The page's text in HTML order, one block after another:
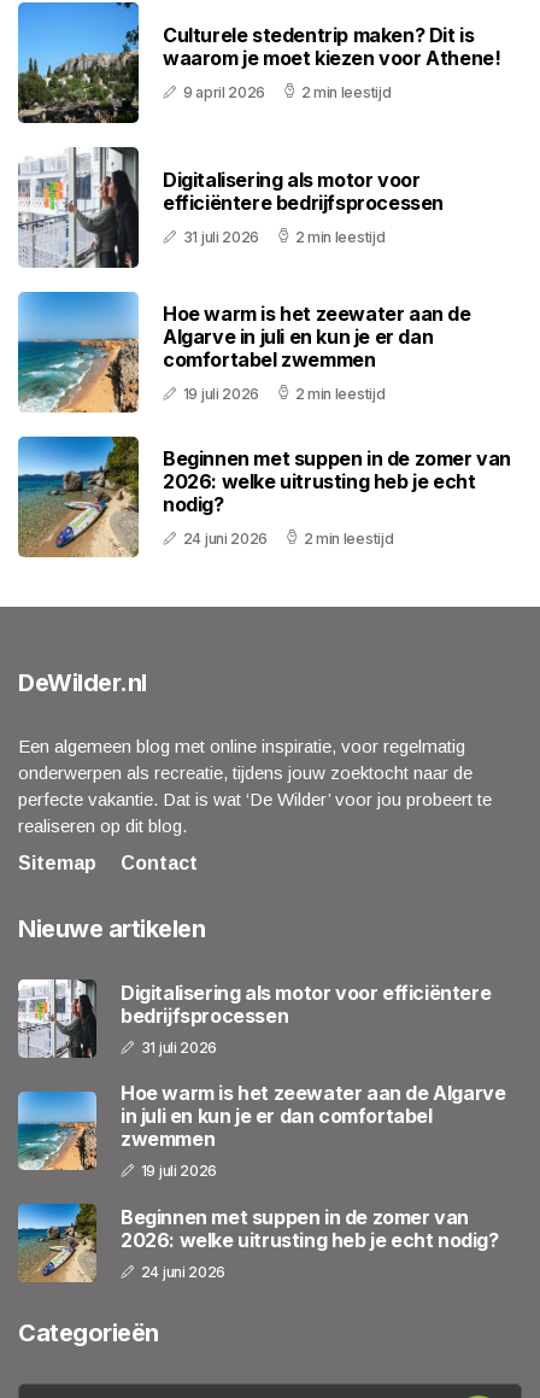
Culturele stedentrip maken? Dit is
waarom je moet kiezen voor Athene!
9 april 2026 2 min leestijd
Digitalisering als motor voor
efficiëntere bedrijfsprocessen
31 juli 2026 2 min leestijd
Hoe warm is het zeewater aan de
Algarve in juli en kun je er dan
comfortabel zwemmen
19 juli 2026 2 min leestijd
Beginnen met suppen in de zomer van
2026: welke uitrusting heb je echt
nodig?
24 juni 2026 2 min leestijd
DeWilder.nl
Een algemeen blog met online inspiratie, voor regelmatig
onderwerpen als recreatie, tijdens jouw zoektocht naar de
perfecte vakantie. Dat is wat ‘De Wilder’ voor jou probeert te
realiseren op dit blog.
Sitemap
Contact
Nieuwe artikelen
Digitalisering als motor voor efficiëntere
bedrijfsprocessen
31 juli 2026
Hoe warm is het zeewater aan de Algarve
in juli en kun je er dan comfortabel
zwemmen
19 juli 2026
Beginnen met suppen in de zomer van
2026: welke uitrusting heb je echt nodig?
24 juni 2026
Categorieën